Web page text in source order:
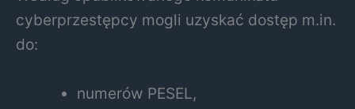
cyberprzestępcy mogli uzyskać dostęp m.in.
do:
numerów PESEL,